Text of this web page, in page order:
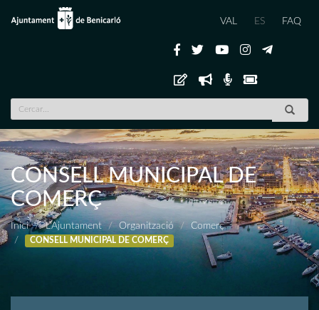
VAL ES FAQ
CONSELL MUNICIPAL DE
COMERÇ
Inici L'Ajuntament Organització Comerç
CONSELL MUNICIPAL DE COMERÇ